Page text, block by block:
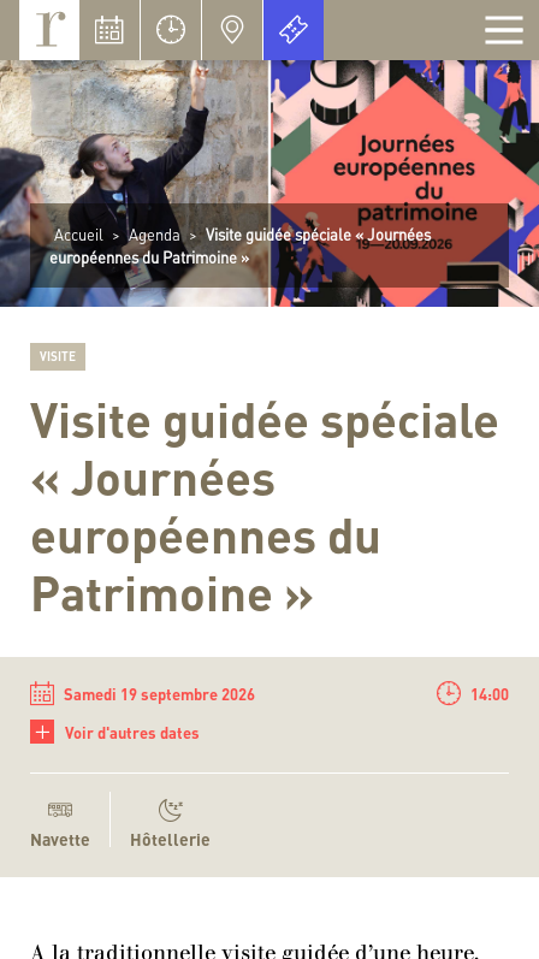
Accueil > Agenda > Visite guidée spéciale « Journées
européennes du Patrimoine »
VISITE
Visite guidée spéciale
« Journées
européennes du
Patrimoine »
Samedi 19 septembre 2026 14:00
+ Voir d'autres dates
Navette Hôtellerie
A la traditionnelle visite guidée d’une heure,
Panneau de gestion des cookies